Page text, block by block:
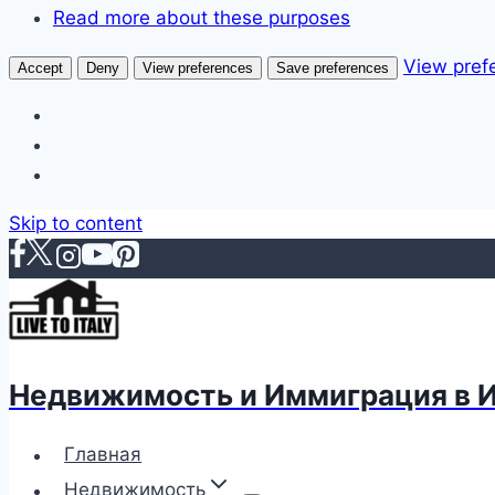
Read more about these purposes
Accept Deny View preferences Save preferences View
Skip to content
Недвижимость и Иммиграция в
Главная
Недвижимость